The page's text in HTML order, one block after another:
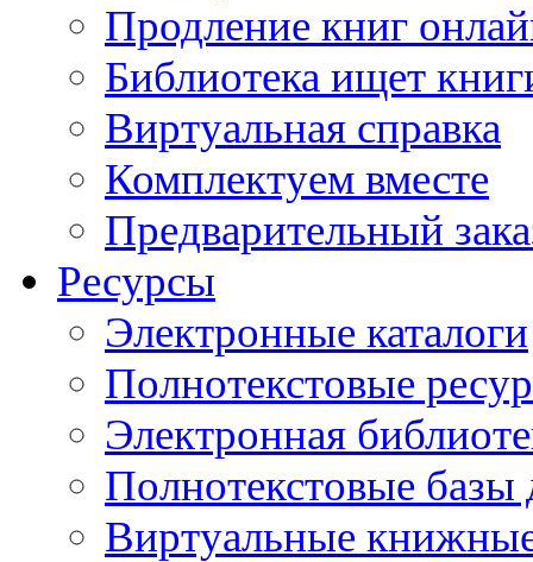
Продление книг
Библиотека ищет
Виртуальная справка
Комплектуем вместе
Предварительный
Ресурсы
Электронные каталоги
Полнотекстовые
Электронная
Полнотекстовые
Виртуальные